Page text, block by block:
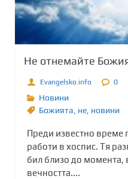
Не отнемайте
Evangelsko.info 0
Новини
Божията не новини
Преди известно време
работи в хоспис. Тя
бил близо до момента,
вечността....